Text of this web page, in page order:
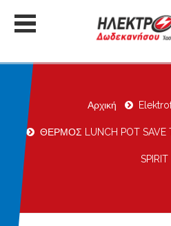
Αρχική
ΘΕΡΜΟΣ LUNCH POT SAVE
SPIRIT